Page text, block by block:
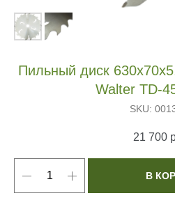
Пильный диск
Walter TD-
SKU:
21 700
В